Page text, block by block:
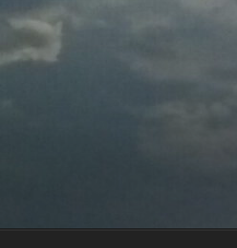
Zum
Inhalt
springen